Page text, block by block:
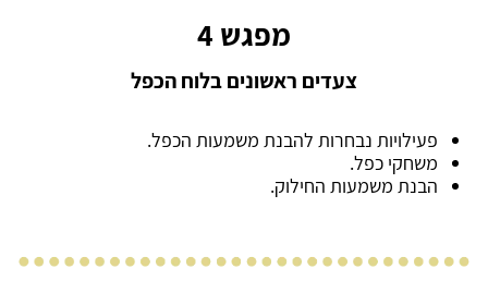
מפגש 4
צעדים ראשונים בלוח הכפל
פעילויות נבחרות להבנת משמעות הכפל.
משחקי כפל.
הבנת משמעות החילוק.